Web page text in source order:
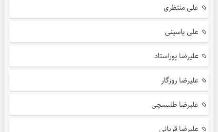
علی منتظری
علی یاسینی
علیرضا پوراستاد
علیرضا روزگار
علیرضا طلیسچی
علیرضا قربانی